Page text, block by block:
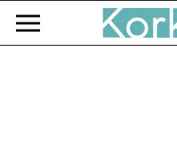
Zum Hauptinhalt springen